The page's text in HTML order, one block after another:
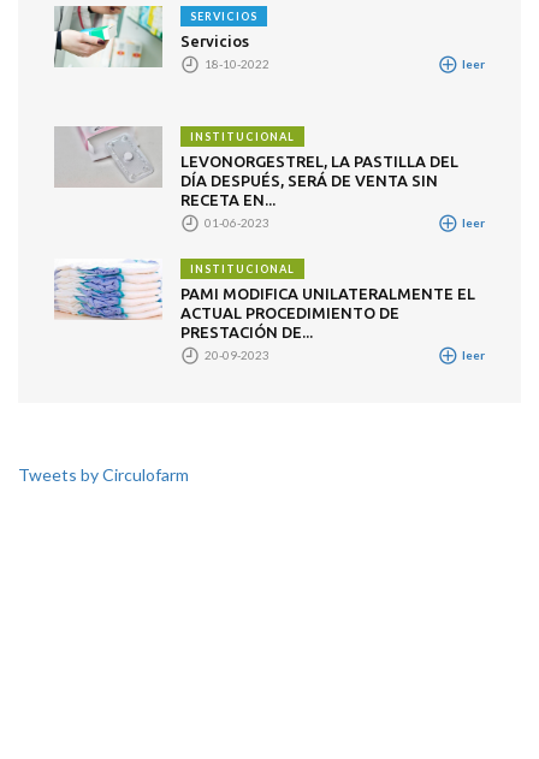
SERVICIOS
Servicios
18-10-2022 leer
INSTITUCIONAL
LEVONORGESTREL, LA PASTILLA DEL
DÍA DESPUÉS, SERÁ DE VENTA SIN
RECETA EN...
01-06-2023 leer
INSTITUCIONAL
PAMI MODIFICA UNILATERALMENTE EL
ACTUAL PROCEDIMIENTO DE
PRESTACIÓN DE...
20-09-2023 leer
Tweets by Circulofarm